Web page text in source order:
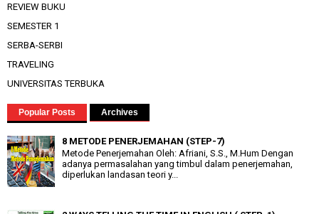
REVIEW BUKU
SEMESTER 1
SERBA-SERBI
TRAVELING
UNIVERSITAS TERBUKA
Popular Posts Archives
8 METODE PENERJEMAHAN (STEP-7)
Metode Penerjemahan Oleh: Afriani, S.S., M.Hum Dengan
adanya permasalahan yang timbul dalam penerjemahan,
diperlukan landasan teori y...